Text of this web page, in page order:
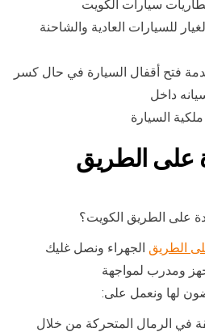
سيارات الكويت
للسيارات العادية والشاحنة
فتح أقفال السيارة في حال كسر
داخل
السيارة
على الطريق
على الطريق الكويت؟
الطريق الجهراء ونصل غليك
ومدرب لمواجهة
لها ونعمل على:
في الرمال المتحركة من خلال